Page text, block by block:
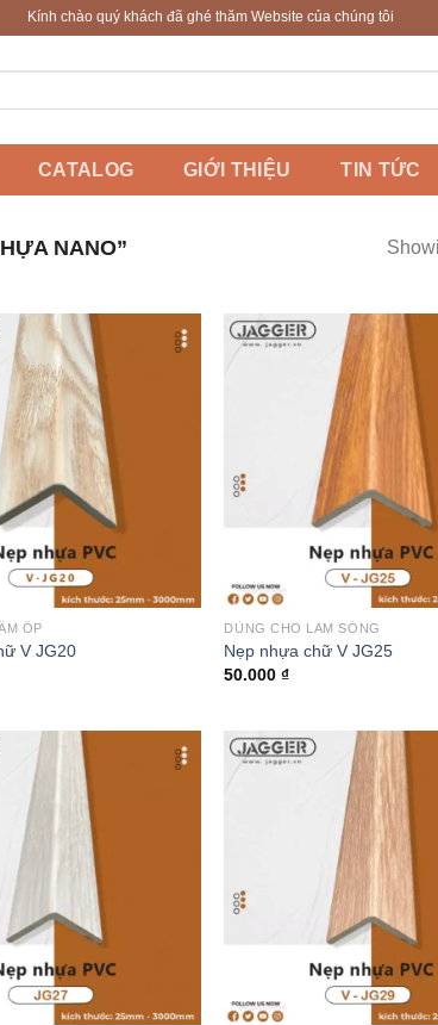
Kính chào quý khách đã ghé thăm Website của chúng tôi
CATALOG GIỚI THIỆU TIN TỨC
NANO”
ỐP
V JG20
DÙNG CHO LAM SÓNG
Nẹp nhựa chữ V JG25
50.000₫